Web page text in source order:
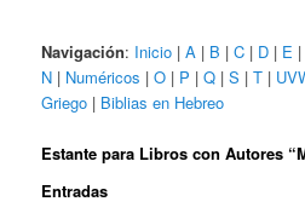
Navigación: Inicio |A | B |C | D | E |
N | Numéricos |O | P |Q |S |T |
Griego | Biblias en Hebreo
Estante para Libros con Autores
Entradas